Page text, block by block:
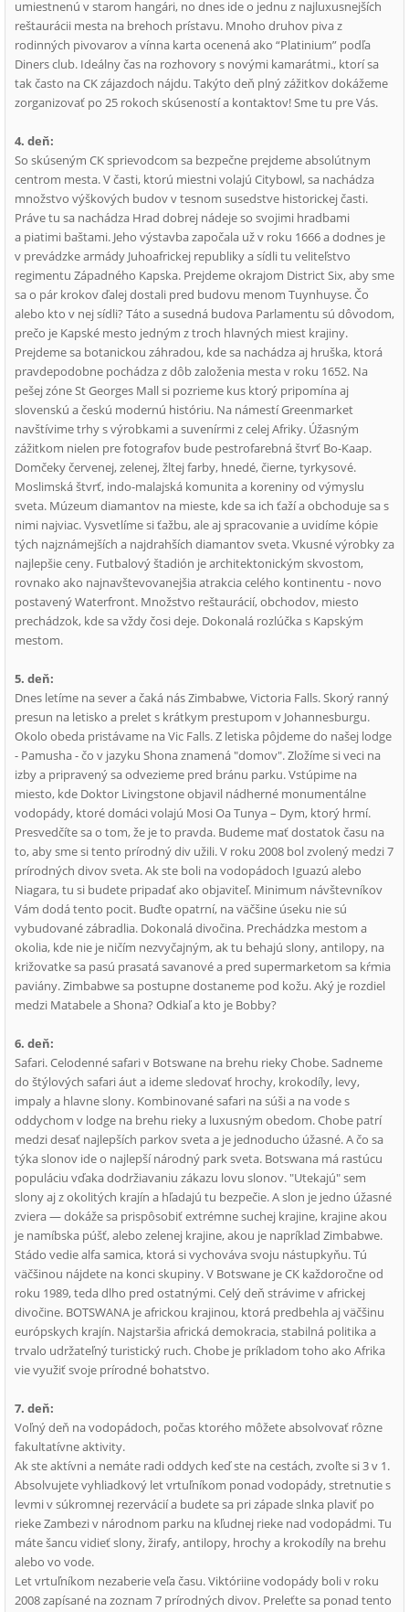
umiestnenú v starom hangári, no dnes ide o jednu z najluxusnejších
reštaurácii mesta na brehoch prístavu. Mnoho druhov piva z
rodinných pivovarov a vínna karta ocenená ako “Platinium” podľa
Diners club. Ideálny čas na rozhovory s novými kamarátmi., ktorí sa
tak často na CK zájazdoch nájdu. Takýto deň plný zážitkov dokážeme
zorganizovať po 25 rokoch skúseností a kontaktov! Sme tu pre Vás.
4. deň:
So skúseným CK sprievodcom sa bezpečne prejdeme absolútnym
centrom mesta. V časti, ktorú miestni volajú Citybowl, sa nachádza
množstvo výškových budov v tesnom susedstve historickej časti.
Práve tu sa nachádza Hrad dobrej nádeje so svojimi hradbami
a piatimi baštami. Jeho výstavba započala už v roku 1666 a dodnes je
v prevádzke armády Juhoafrickej republiky a sídli tu veliteľstvo
regimentu Západného Kapska. Prejdeme okrajom District Six, aby sme
sa o pár krokov ďalej dostali pred budovu menom Tuynhuyse. Čo
alebo kto v nej sídli? Táto a susedná budova Parlamentu sú dôvodom,
prečo je Kapské mesto jedným z troch hlavných miest krajiny.
Prejdeme sa botanickou záhradou, kde sa nachádza aj hruška, ktorá
pravdepodobne pochádza z dôb založenia mesta v roku 1652. Na
pešej zóne St Georges Mall si pozrieme kus ktorý pripomína aj
slovenskú a českú modernú históriu. Na námestí Greenmarket
navštívime trhy s výrobkami a suvenírmi z celej Afriky. Úžasným
zážitkom nielen pre fotografov bude pestrofarebná štvrť Bo-Kaap.
Domčeky červenej, zelenej, žltej farby, hnedé, čierne, tyrkysové.
Moslimská štvrť, indo-malajská komunita a koreniny od výmyslu
sveta. Múzeum diamantov na mieste, kde sa ich ťaží a obchoduje sa s
nimi najviac. Vysvetlíme si ťažbu, ale aj spracovanie a uvidíme kópie
tých najznámejších a najdrahších diamantov sveta. Vkusné výrobky za
najlepšie ceny. Futbalový štadión je architektonickým skvostom,
rovnako ako najnavštevovanejšia atrakcia celého kontinentu - novo
postavený Waterfront. Množstvo reštaurácií, obchodov, miesto
prechádzok, kde sa vždy čosi deje. Dokonalá rozlúčka s Kapským
mestom.
5. deň:
Dnes letíme na sever a čaká nás Zimbabwe, Victoria Falls. Skorý ranný
presun na letisko a prelet s krátkym prestupom v Johannesburgu.
Okolo obeda pristávame na Vic Falls. Z letiska pôjdeme do našej lodge
- Pamusha - čo v jazyku Shona znamená "domov". Zložíme si veci na
izby a pripravený sa odvezieme pred bránu parku. Vstúpime na
miesto, kde Doktor Livingstone objavil nádherné monumentálne
vodopády, ktoré domáci volajú Mosi Oa Tunya – Dym, ktorý hrmí.
Presvedčíte sa o tom, že je to pravda. Budeme mať dostatok času na
to, aby sme si tento prírodný div užili. V roku 2008 bol zvolený medzi 7
prírodných divov sveta. Ak ste boli na vodopádoch Iguazú alebo
Niagara, tu si budete pripadať ako objaviteľ. Minimum návštevníkov
Vám dodá tento pocit. Buďte opatrní, na väčšine úseku nie sú
vybudované zábradlia. Dokonalá divočina. Prechádzka mestom a
okolia, kde nie je ničím nezvyčajným, ak tu behajú slony, antilopy, na
križovatke sa pasú prasatá savanové a pred supermarketom sa kŕmia
paviány. Zimbabwe sa postupne dostaneme pod kožu. Aký je rozdiel
medzi Matabele a Shona? Odkiaľ a kto je Bobby?
6. deň:
Safari. Celodenné safari v Botswane na brehu rieky Chobe. Sadneme
do štýlových safari áut a ideme sledovať hrochy, krokodíly, levy,
impaly a hlavne slony. Kombinované safari na súši a na vode s
oddychom v lodge na brehu rieky a luxusným obedom. Chobe patrí
medzi desať najlepších parkov sveta a je jednoducho úžasné. A čo sa
týka slonov ide o najlepší národný park sveta. Botswana má rastúcu
populáciu vďaka dodržiavaniu zákazu lovu slonov. "Utekajú" sem
slony aj z okolitých krajín a hľadajú tu bezpečie. A slon je jedno úžasné
zviera — dokáže sa prispôsobiť extrémne suchej krajine, krajine akou
je namíbska púšť, alebo zelenej krajine, akou je napríklad Zimbabwe.
Stádo vedie alfa samica, ktorá si vychováva svoju nástupkyňu. Tú
väčšinou nájdete na konci skupiny. V Botswane je CK každoročne od
roku 1989, teda dlho pred ostatnými. Celý deň strávime v africkej
divočine. BOTSWANA je africkou krajinou, ktorá predbehla aj väčšinu
európskych krajín. Najstaršia africká demokracia, stabilná politika a
trvalo udržateľný turistický ruch. Chobe je príkladom toho ako Afrika
vie využiť svoje prírodné bohatstvo.
7. deň:
Voľný deň na vodopádoch, počas ktorého môžete absolvovať rôzne
fakultatívne aktivity.
Ak ste aktívni a nemáte radi oddych keď ste na cestách, zvoľte si 3 v 1.
Absolvujete vyhliadkový let vrtuľníkom ponad vodopády, stretnutie s
levmi v súkromnej rezervácií a budete sa pri západe slnka plaviť po
rieke Zambezi v národnom parku na kľudnej rieke nad vodopádmi. Tu
máte šancu vidieť slony, žirafy, antilopy, hrochy a krokodíly na brehu
alebo vo vode.
Let vrtuľníkom nezaberie veľa času. Viktóriine vodopády boli v roku
2008 zapísané na zoznam 7 prírodných divov. Preleťte sa ponad tento